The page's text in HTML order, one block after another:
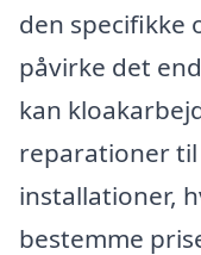
den specifikke
påvirke det
kan
reparationer
installationer,
bestemme